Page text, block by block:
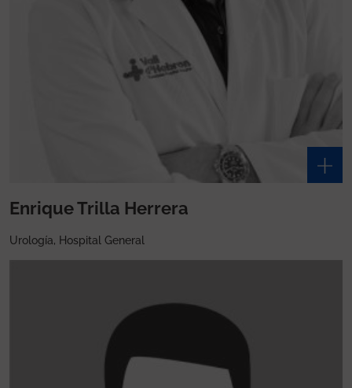
Enrique Trilla Herrera
Urología, Hospital General